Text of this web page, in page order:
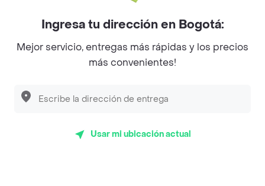
Sobre Rappi
Facebook
Twitter
Instagram
©2026Rappi Inc. All rights reserved.
Ingresa tu dirección en Bogotá:
Mejor servicio, entregas más rápidas y los precios
más convenientes!
Usar mi ubicación actual